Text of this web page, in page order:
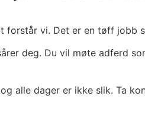
forstår vi. Det er en tøff jobb
deg. Du vil møte adferd
alle dager er ikke slik. Ta